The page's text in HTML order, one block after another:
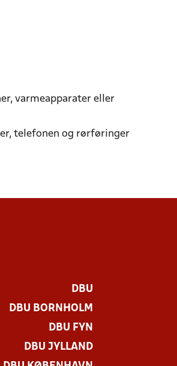
varmeapparater eller
telefonen og rørføringer
DBU
DBU BORNHOLM
DBU FYN
DBU JYLLAND